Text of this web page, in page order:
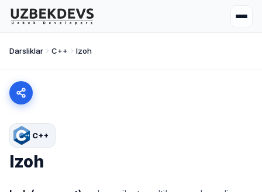
Darsliklar C++ Izoh
C++
Izoh